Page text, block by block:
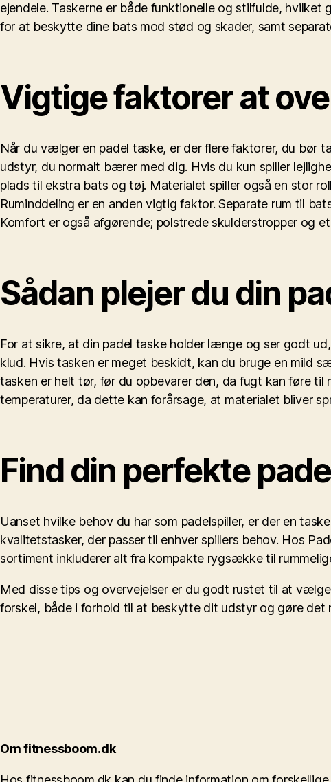
ejendele. Taskerne er både funktionelle og stilfulde,
for at beskytte dine bats mod stød og skader, samt
Vigtige faktorer at
Når du vælger en padel taske, er der flere faktorer, du bør
udstyr, du normalt bærer med dig. Hvis du kun spiller
plads til ekstra bats og tøj. Materialet spiller også en stor
Ruminddeling er en anden vigtig faktor. Separate rum til
Komfort er også afgørende; polstrede skulderstropper og
Sådan plejer du din
For at sikre, at din padel taske holder længe og ser godt
klud. Hvis tasken er meget beskidt, kan du bruge en mild
tasken er helt tør, før du opbevarer den, da fugt kan føre
temperaturer, da dette kan forårsage, at materialet bliver
Find din perfekte
Uanset hvilke behov du har som padelspiller, er der en
kvalitetstasker, der passer til enhver spillers behov. Hos
sortiment inkluderer alt fra kompakte rygsække til
Med disse tips og overvejelser er du godt rustet til at
forskel, både i forhold til at beskytte dit udstyr og gøre det
Om fitnessboom.dk